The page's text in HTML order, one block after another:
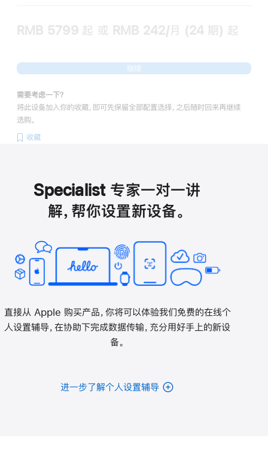
RMB 5799起 或 RMB 242/月 (24 期) 起
继续
需要考虑一下？
将此设备加入你的收藏，即可先保留全部配置选择，之后随时回来再继续
选购。
收藏
Specialist 专家一对一讲
解，帮你设置新设备。
直接从 Apple 购买产品，你将可以体验我们免费的在线个
人设置辅导，在协助下完成数据传输，充分用好手上的新设
备。
进一步了解个人设置辅导